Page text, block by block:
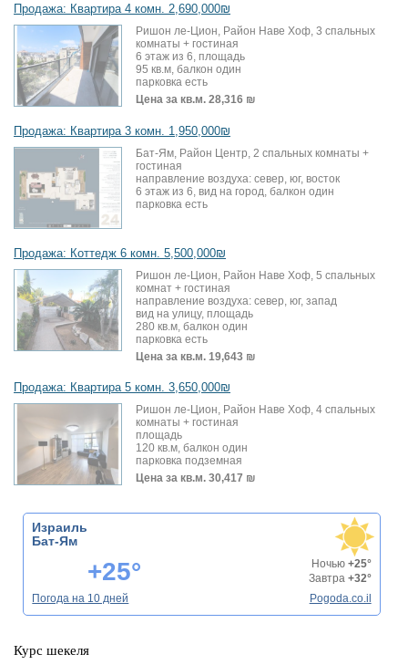
Продажа: Квартира 4 комн. 2,690,000₪
Ришон ле-Цион, Район Наве Хоф, 3 спальных
комнаты + гостиная
6 этаж из 6, площадь
95 кв.м, балкон один
парковка есть
Цена за кв.м. 28,316 ₪
Продажа: Квартира 3 комн. 1,950,000₪
Бат-Ям, Район Центр, 2 спальных комнаты +
гостиная
направление воздуха: север, юг, восток
6 этаж из 6, вид на город, балкон один
парковка есть
Продажа: Коттедж 6 комн. 5,500,000₪
Ришон ле-Цион, Район Наве Хоф, 5 спальных
комнат + гостиная
направление воздуха: север, юг, запад
вид на улицу, площадь
280 кв.м, балкон один
парковка есть
Цена за кв.м. 19,643 ₪
Продажа: Квартира 5 комн. 3,650,000₪
Ришон ле-Цион, Район Наве Хоф, 4 спальных
комнаты + гостиная
площадь
120 кв.м, балкон один
парковка подземная
Цена за кв.м. 30,417 ₪
Израиль
Бат-Ям
+25° Ночью +25°
Завтра +32°
Погода на 10 дней
Pogoda.co.il
Курс шекеля